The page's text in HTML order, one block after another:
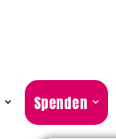
Spenden